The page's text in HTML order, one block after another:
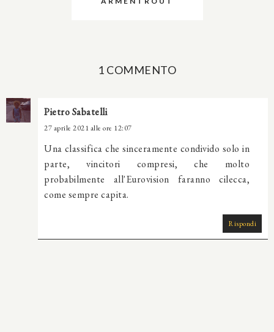
1 COMMENTO
Pietro Sabatelli
27 aprile 2021 alle ore 12:07
Una classifica che sinceramente condivido solo in
parte, vincitori compresi, che molto
probabilmente all'Eurovision faranno cilecca,
come sempre capita.
Rispondi